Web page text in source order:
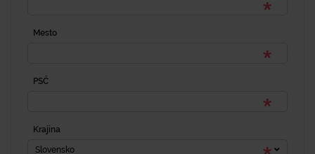
Mesto
PSČ
Krajina
Slovensko